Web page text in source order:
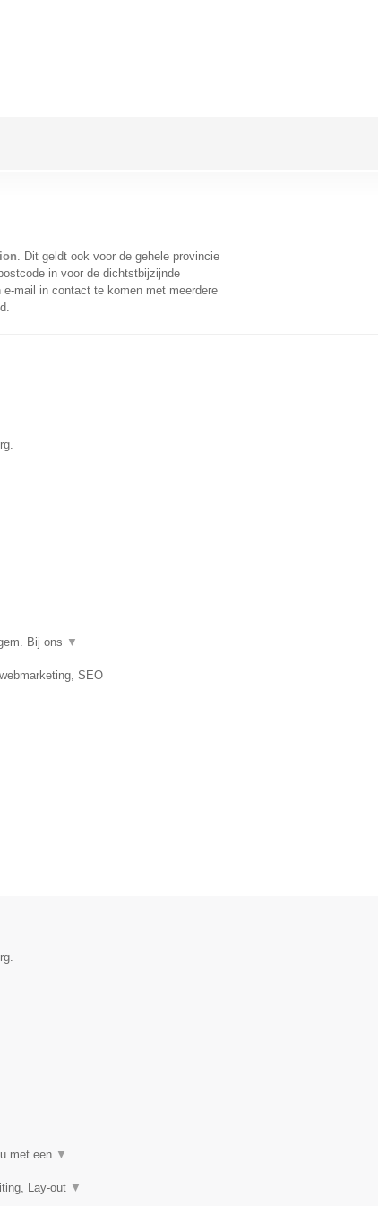
. Dit geldt ook voor de gehele provincie
in voor de dichtstbijzijnde
e-mail in contact te komen met meerdere
Bij ons ▼
SEO
met een ▼
Lay-out ▼